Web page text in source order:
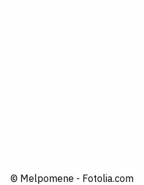
© Melpomene - Fotolia.com